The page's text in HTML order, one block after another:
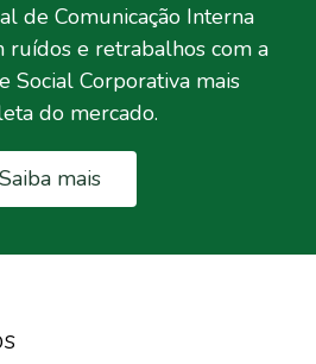
de Comunicação Interna
ruídos e retrabalhos com a
Social Corporativa mais
do mercado.
Saiba mais